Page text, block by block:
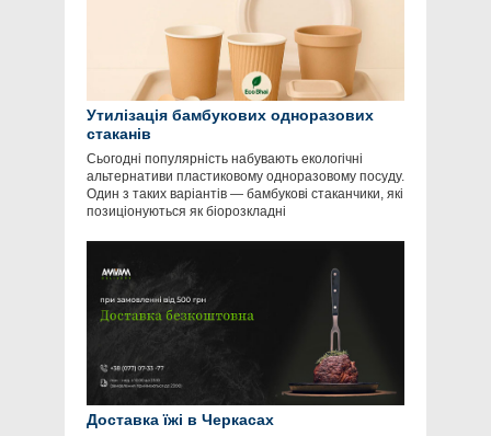
Утилізація бамбукових одноразових
стаканів
Сьогодні популярність набувають екологічні
альтернативи пластиковому одноразовому посуду.
Один з таких варіантів — бамбукові стаканчики, які
позиціонуються як біорозкладні
Доставка їжі в Черкасах